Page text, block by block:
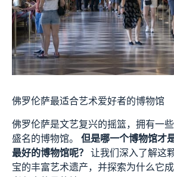
佛罗伦萨最适合艺术爱好者的博物馆
佛罗伦萨是文艺复兴的摇篮，拥有一
盛名的博物馆。 但是哪一个博物馆才
最好的博物馆呢？
让我们深入了解这
宝的丰富艺术遗产，并探索为什么它